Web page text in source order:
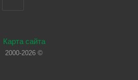
Карта сайта
2000-2026 ©